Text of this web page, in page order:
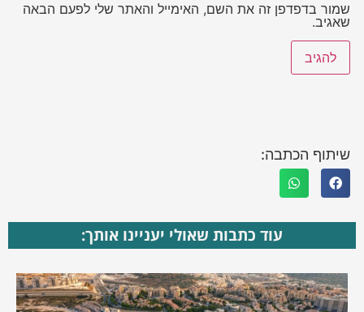
שמור בדפדפן זה את השם, האימייל והאתר שלי לפעם הבאה
שאגיב.
שיתוף הכתבה:
עוד כתבות שאולי יעניינו אותך: